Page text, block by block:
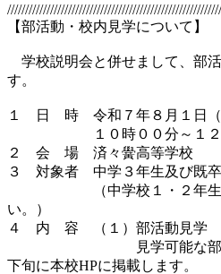
【部活動・校内見学について】
学校説明会と併せまして、部
す。
１ 日 時 令和７年８月１日（
１０時００分～１２
２ 会 場 済々黌高等学校
３ 対象者 中学３年生及び既卒
（中学校１・２年生の
い。）
４ 内 容 （１）部活動見学
見学可能な部活動に
下旬に本校HPに掲載します。